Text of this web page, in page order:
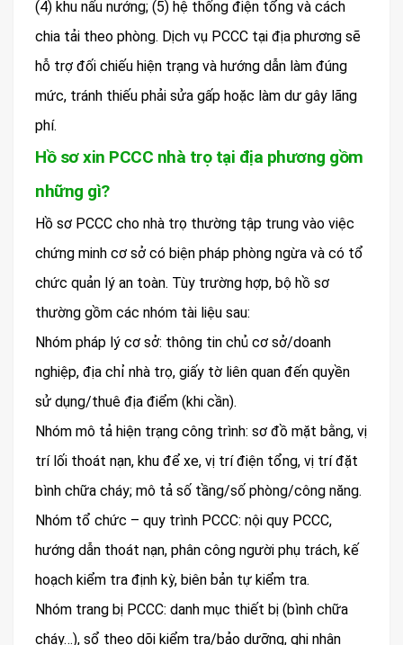
(4) khu nấu nướng; (5) hệ thống điện tổng và cách
chia tải theo phòng. Dịch vụ PCCC tại địa phương sẽ
hỗ trợ đối chiếu hiện trạng và hướng dẫn làm đúng
mức, tránh thiếu phải sửa gấp hoặc làm dư gây lãng
phí.
Hồ sơ xin PCCC nhà trọ tại địa phương gồm
những gì?
Hồ sơ PCCC cho nhà trọ thường tập trung vào việc
chứng minh cơ sở có biện pháp phòng ngừa và có tổ
chức quản lý an toàn. Tùy trường hợp, bộ hồ sơ
thường gồm các nhóm tài liệu sau:
Nhóm pháp lý cơ sở: thông tin chủ cơ sở/doanh
nghiệp, địa chỉ nhà trọ, giấy tờ liên quan đến quyền
sử dụng/thuê địa điểm (khi cần).
Nhóm mô tả hiện trạng công trình: sơ đồ mặt bằng, vị
trí lối thoát nạn, khu để xe, vị trí điện tổng, vị trí đặt
bình chữa cháy; mô tả số tầng/số phòng/công năng.
Nhóm tổ chức – quy trình PCCC: nội quy PCCC,
hướng dẫn thoát nạn, phân công người phụ trách, kế
hoạch kiểm tra định kỳ, biên bản tự kiểm tra.
Nhóm trang bị PCCC: danh mục thiết bị (bình chữa
cháy…), sổ theo dõi kiểm tra/bảo dưỡng, ghi nhận